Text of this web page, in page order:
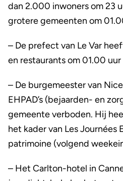
dan 2.000 inwoners om 23
grotere gemeenten om
– De prefect van Le Var
en restaurants om 01.00
– De burgemeester van
EHPAD’s (bejaarden- en
gemeente verboden. Hij
het kader van Les Journées
patrimoine (volgend
– Het Carlton-hotel in